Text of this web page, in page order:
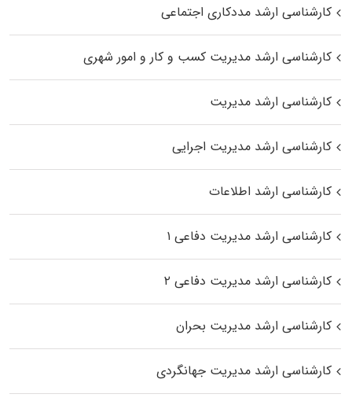
کارشناسی ارشد مددکاری اجتماعی
کارشناسی ارشد مدیریت کسب و کار و امور شهری
کارشناسی ارشد مدیریت
کارشناسی ارشد مدیریت اجرایی
کارشناسی ارشد اطلاعات
کارشناسی ارشد مدیریت دفاعی ۱
کارشناسی ارشد مدیریت دفاعی ۲
کارشناسی ارشد مدیریت بحران
کارشناسی ارشد مدیریت جهانگردی